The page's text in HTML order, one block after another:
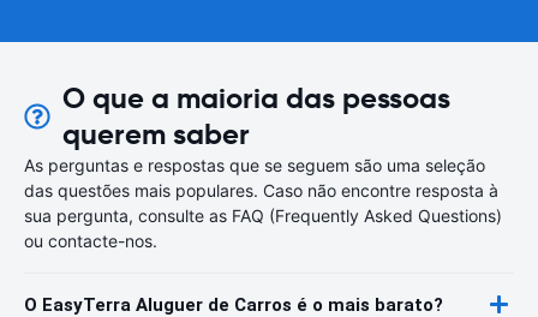
O que a maioria das pessoas
querem saber
As perguntas e respostas que se seguem são uma seleção
das questões mais populares. Caso não encontre resposta à
sua pergunta, consulte as FAQ (Frequently Asked Questions)
ou contacte-nos.
O EasyTerra Aluguer de Carros é o mais barato?